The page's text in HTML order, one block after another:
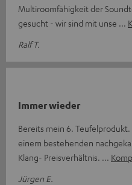
Multiroomfähigkeit der
gesucht - wir sind mit unse
Ralf T.
Immer wieder
Bereits mein 6.
einem bestehenden
Klang- Preisverhältnis.
Jürgen E.